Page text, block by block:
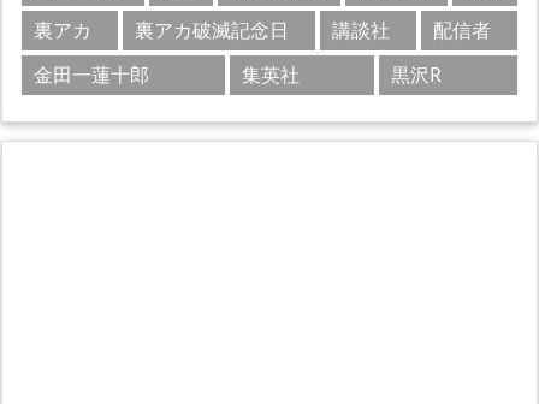
裏アカ
裏アカ破滅記念日 講談社
配信者
金田一蓮十郎
集英社 黒沢R